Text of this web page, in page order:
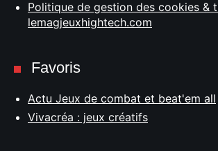
Politique de gestion des cookies &
lemagjeuxhightech.com
Favoris
Actu Jeux de combat et beat'em all
Vivacréa : jeux créatifs